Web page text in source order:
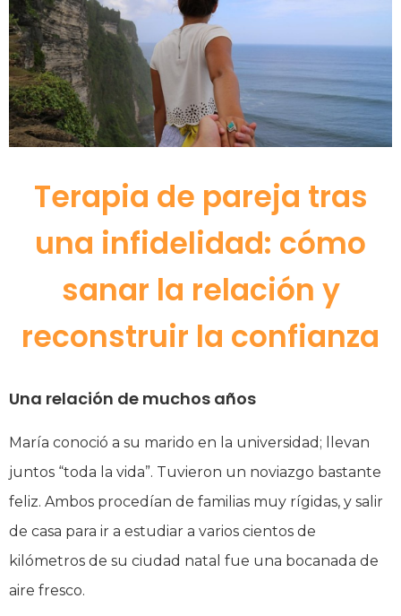
Terapia de pareja tras
una infidelidad: cómo
sanar la relación y
reconstruir la confianza
Una relación de muchos años
María conoció a su marido en la universidad; llevan
juntos “toda la vida”. Tuvieron un noviazgo bastante
feliz. Ambos procedían de familias muy rígidas, y salir
de casa para ir a estudiar a varios cientos de
kilómetros de su ciudad natal fue una bocanada de
aire fresco.